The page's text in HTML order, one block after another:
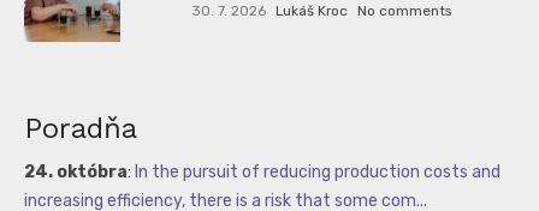
30. 7. 2026 Lukáš Kroc No comments
Poradňa
24. októbra: In the pursuit of reducing production costs and
increasing efficiency, there is a risk that some com...